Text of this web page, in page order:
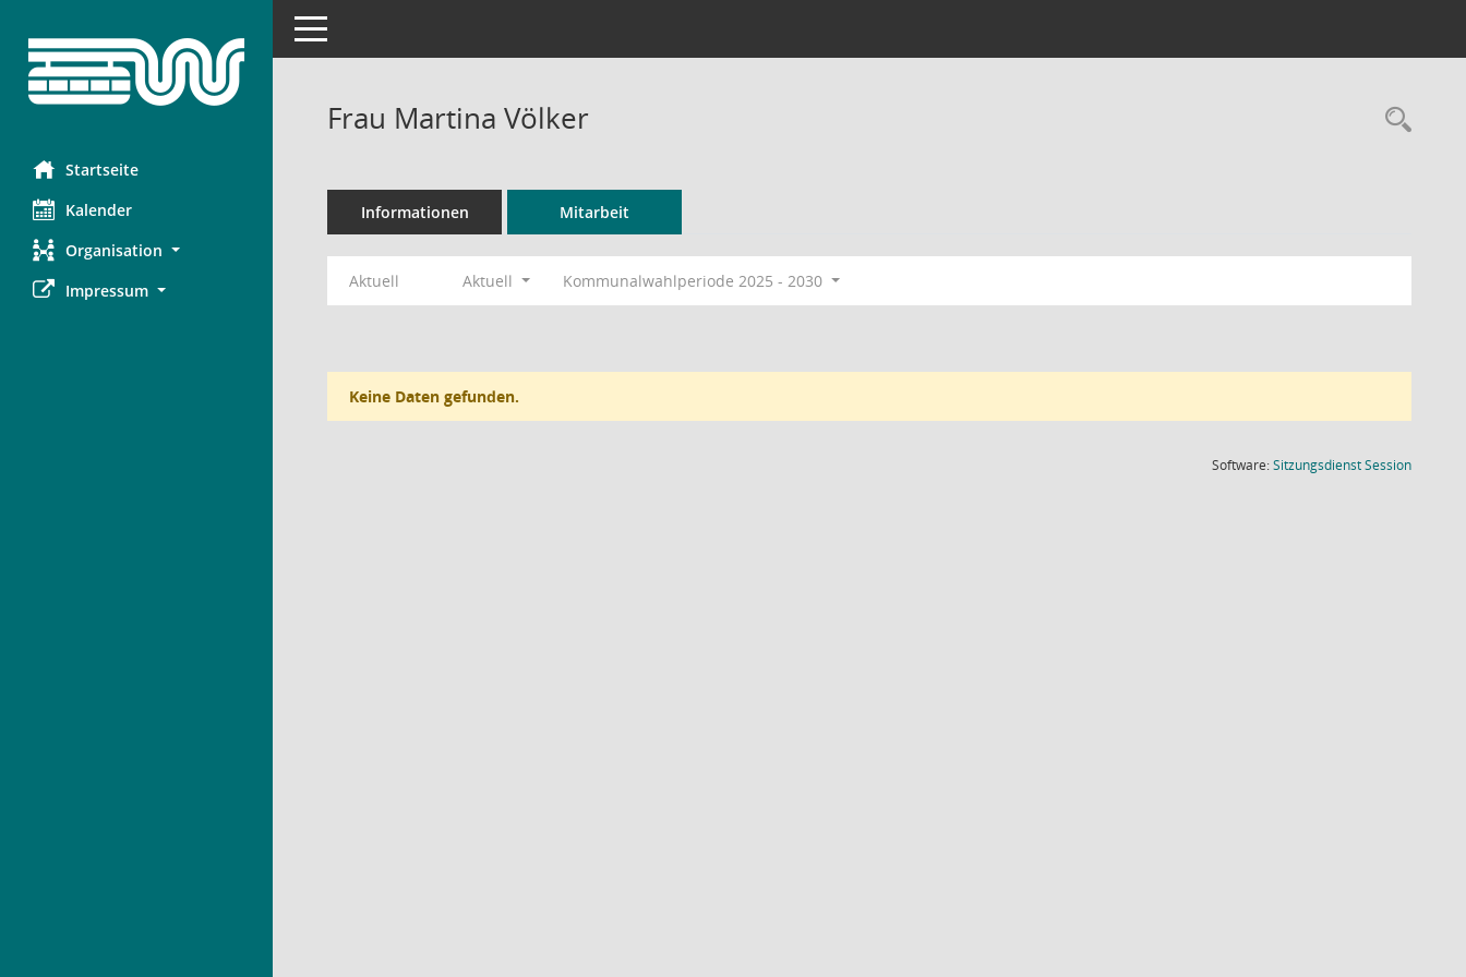
Startseite
Kalender
Organisation
Impressum
Toggle navigation
Frau Martina Völker
Informationen Mitarbeit
Aktuell Aktuell Kommunalwahlperiode 2025 - 2030
Keine Daten gefunden.
Software:SitzungsdienstSession(Wird in